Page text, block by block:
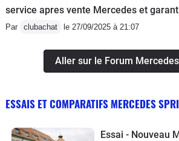
service apres vente Mercedes et
Par clubachat le 27/09/2025 à 21:07
Aller sur le Forum
ESSAIS ET COMPARATIFS MERCEDES
Essai - Nouveau